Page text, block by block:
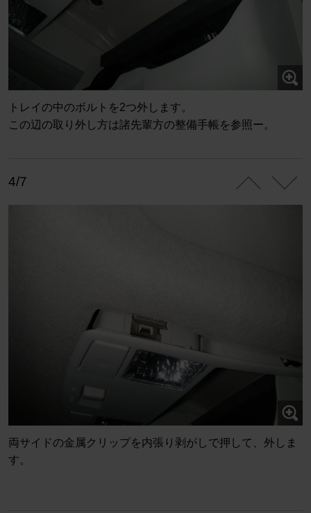
トレイの中のボルトを2つ外します。
この辺の取り外し方は諸先輩方の整備手帳を参照ー。
4/7
両サイドの金属クリップを内張り剥がしで押して、外しま
す。